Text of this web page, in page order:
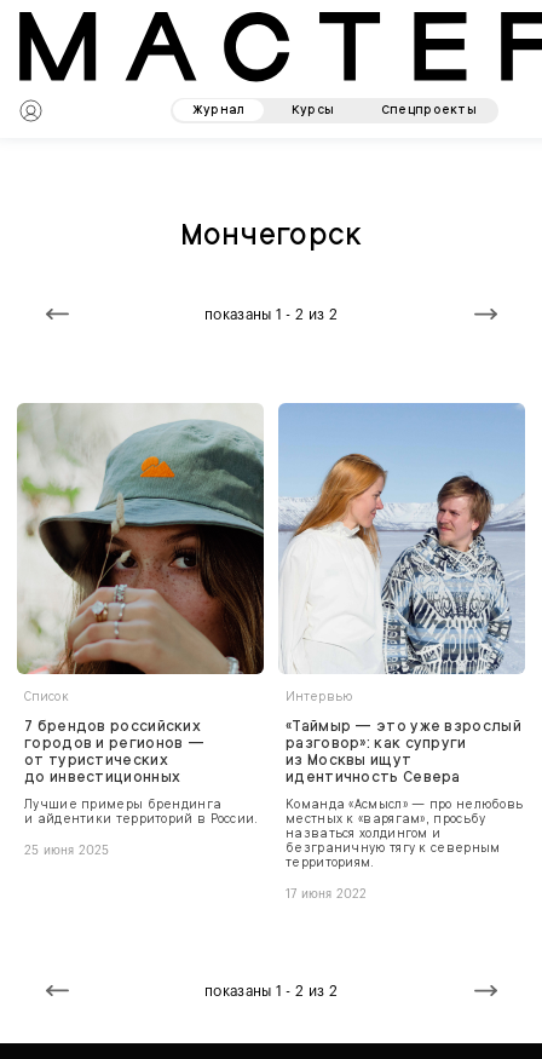
Журнал Курсы Спецпроекты
Мончегорск
показаны 1 - 2 из 2
Список
7 брендов российских
городов и регионов —
от туристических
до инвестиционных
Лучшие примеры брендинга
и айдентики территорий в России.
25 июня 2025
Интервью
«Таймыр — это уже взрослый
разговор»: как супруги
из Москвы ищут
идентичность Севера
Команда «Асмысл» — про нелюбовь
местных к «варягам», просьбу
назваться холдингом и
безграничную тягу к северным
территориям.
17 июня 2022
показаны 1 - 2 из 2